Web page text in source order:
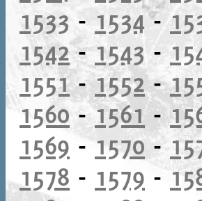
1533 - 1534-
1542-1543 -
1551-1552-
1560 -1561-
1569 -1570-
1578 - 1579 -